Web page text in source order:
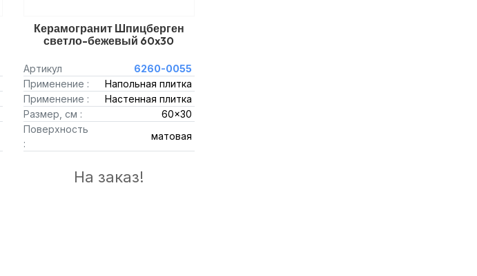
Керамогранит Шпицберген
светло-бежевый 60x30
Артикул
6260-0055
Применение :
Напольная плитка
Применение :
Настенная плитка
Размер, см :
60x30
Поверхность
:
матовая
На заказ!